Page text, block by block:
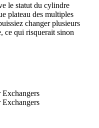
le statut du cylindre
plateau des multiples
changer plusieurs
ce qui risquerait sinon